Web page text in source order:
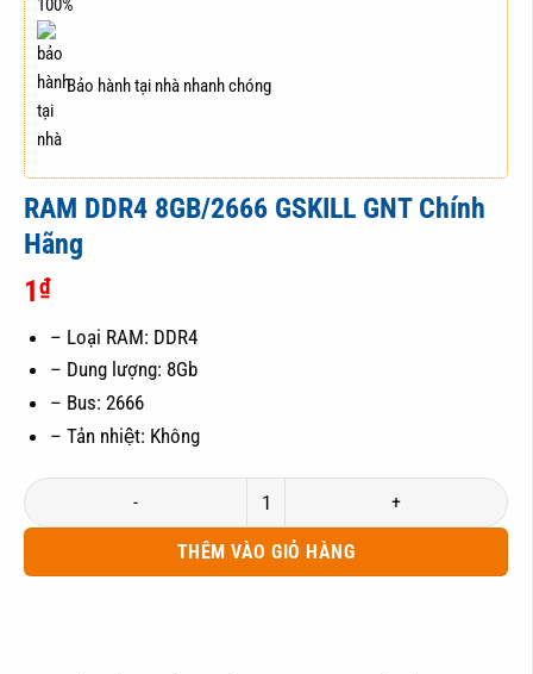
Bảo hành tại nhà nhanh chóng
RAM DDR4 8GB/2666 GSKILL GNT Chính
Hãng
1₫
– Loại RAM: DDR4
– Dung lượng: 8Gb
– Bus: 2666
– Tản nhiệt: Không
RAM DDR4 8GB/2666 GSKILL GNT Chính Hãng số lượng
THÊM VÀO GIỎ HÀNG